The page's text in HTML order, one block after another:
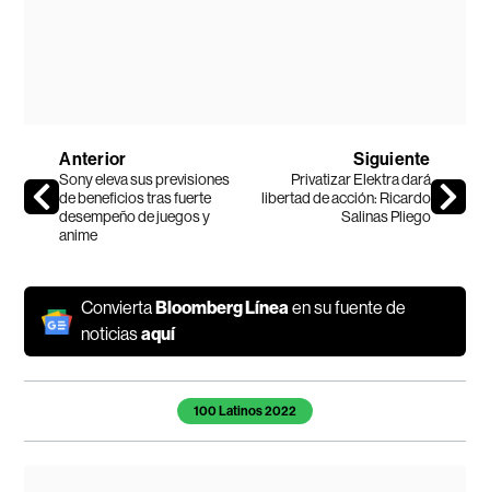
Anterior
Sony eleva sus previsiones
de beneficios tras fuerte
desempeño de juegos y
anime
Siguiente
Privatizar Elektra dará
libertad de acción: Ricardo
Salinas Pliego
ConviertaBloomberg Líneaen su fuente de
noticiasaquí
Temas de este artículo100 Latinos 2022